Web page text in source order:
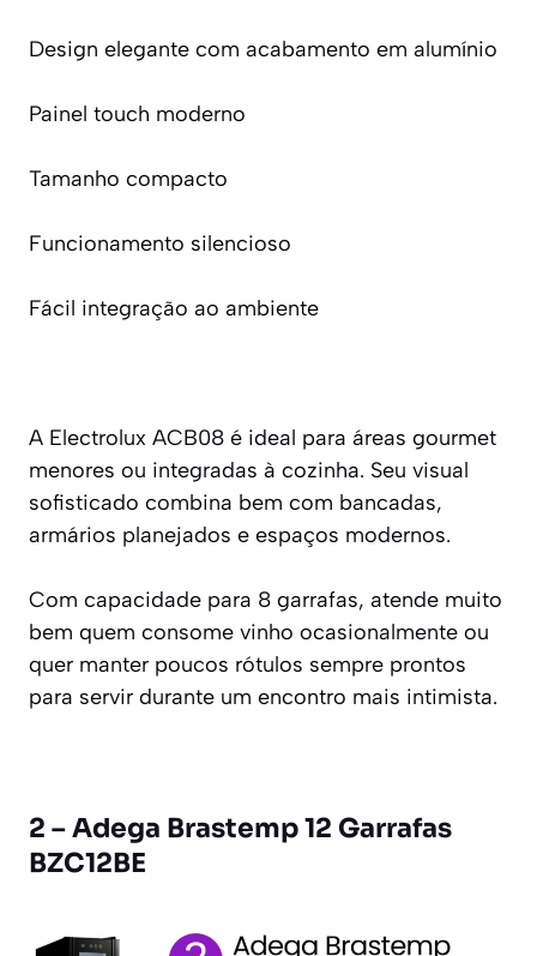
Design elegante com acabamento em alumínio
Painel touch moderno
Tamanho compacto
Funcionamento silencioso
Fácil integração ao ambiente
A Electrolux ACB08 é ideal para áreas gourmet
menores ou integradas à cozinha. Seu visual
sofisticado combina bem com bancadas,
armários planejados e espaços modernos.
Com capacidade para 8 garrafas, atende muito
bem quem consome vinho ocasionalmente ou
quer manter poucos rótulos sempre prontos
para servir durante um encontro mais intimista.
2 – Adega Brastemp 12 Garrafas
BZC12BE